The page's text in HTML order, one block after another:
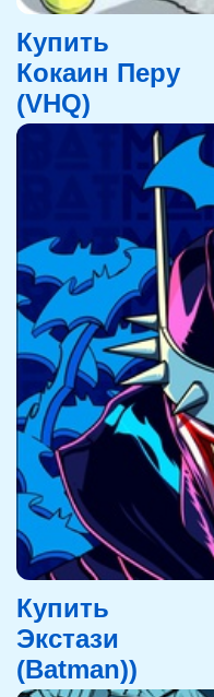
Купить
Кокаин Перу
(VHQ)
Купить
Экстази
(Batman))